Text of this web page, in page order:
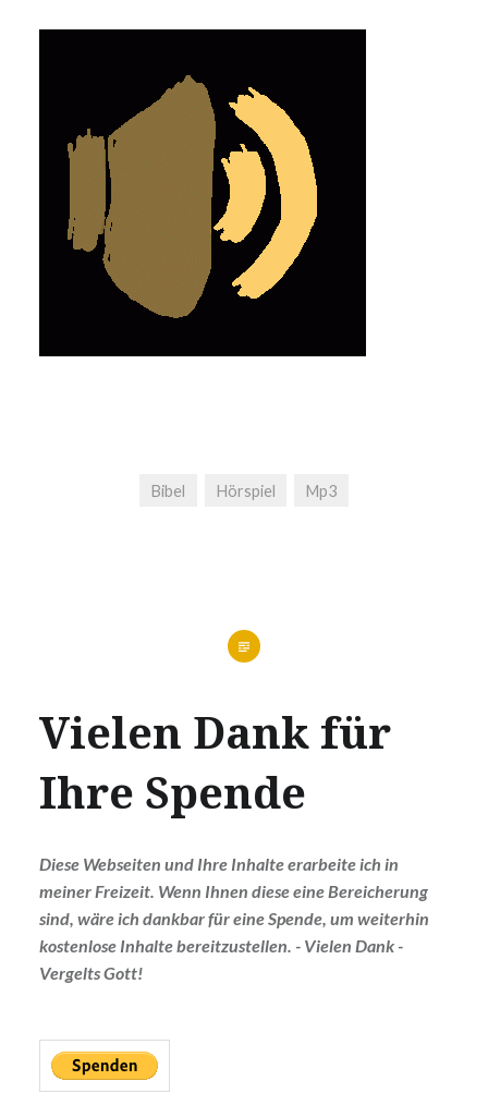
Bibel Hörspiel Mp3
Vielen Dank für
Ihre Spende
Diese Webseiten und Ihre Inhalte erarbeite ich in
meiner Freizeit. Wenn Ihnen diese eine Bereicherung
sind, wäre ich dankbar für eine Spende, um weiterhin
kostenlose Inhalte bereitzustellen. - Vielen Dank -
Vergelts Gott!